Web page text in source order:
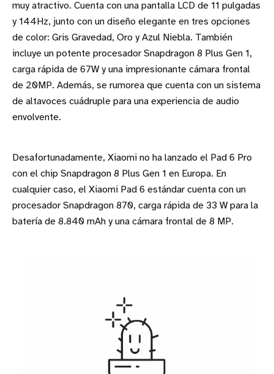
muy atractivo. Cuenta con una pantalla LCD de 11 pulgadas
y 144Hz, junto con un diseño elegante en tres opciones
de color: Gris Gravedad, Oro y Azul Niebla. También
incluye un potente procesador Snapdragon 8 Plus Gen 1,
carga rápida de 67W y una impresionante cámara frontal
de 20MP. Además, se rumorea que cuenta con un sistema
de altavoces cuádruple para una experiencia de audio
envolvente.
Desafortunadamente, Xiaomi no ha lanzado el Pad 6 Pro
con el chip Snapdragon 8 Plus Gen 1 en Europa. En
cualquier caso, el Xiaomi Pad 6 estándar cuenta con un
procesador Snapdragon 870, carga rápida de 33 W para la
batería de 8.840 mAh y una cámara frontal de 8 MP.